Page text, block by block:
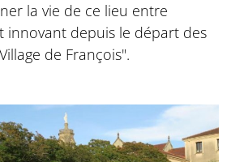
la vie de ce lieu entre
innovant depuis le départ des
de François".